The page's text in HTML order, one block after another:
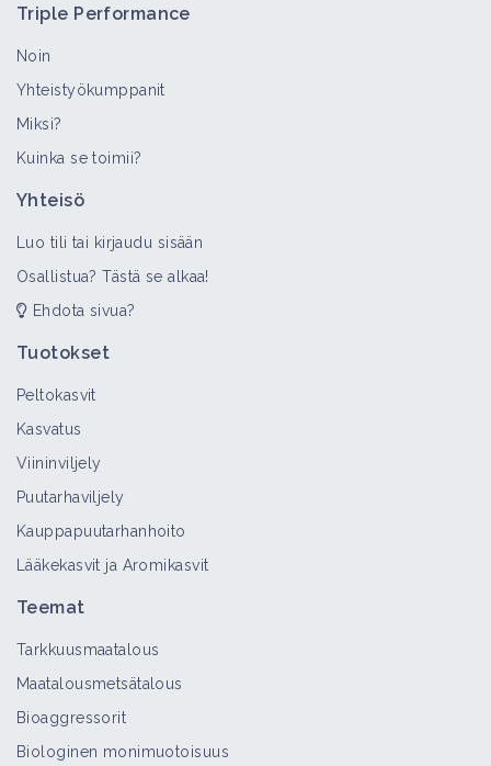
Triple Performance
Noin
Yhteistyökumppanit
Miksi?
Kuinka se toimii?
Yhteisö
Luo tili tai kirjaudu sisään
Osallistua? Tästä se alkaa!
Ehdota sivua?
Tuotokset
Peltokasvit
Kasvatus
Viininviljely
Puutarhaviljely
Kauppapuutarhanhoito
Lääkekasvit ja Aromikasvit
Teemat
Tarkkuusmaatalous
Maatalousmetsätalous
Bioaggressorit
Biologinen monimuotoisuus